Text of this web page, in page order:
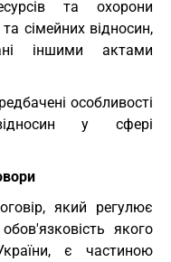
та охорони
сімейних відносин,
іншими актами
особливості
у сфері
який регулює
якого
є частиною